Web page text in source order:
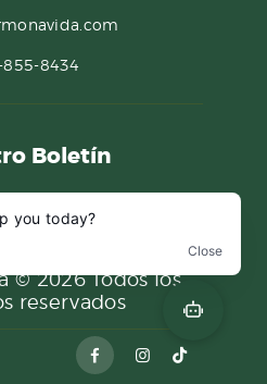
8434
Boletín
©2026 Todos los
reservados